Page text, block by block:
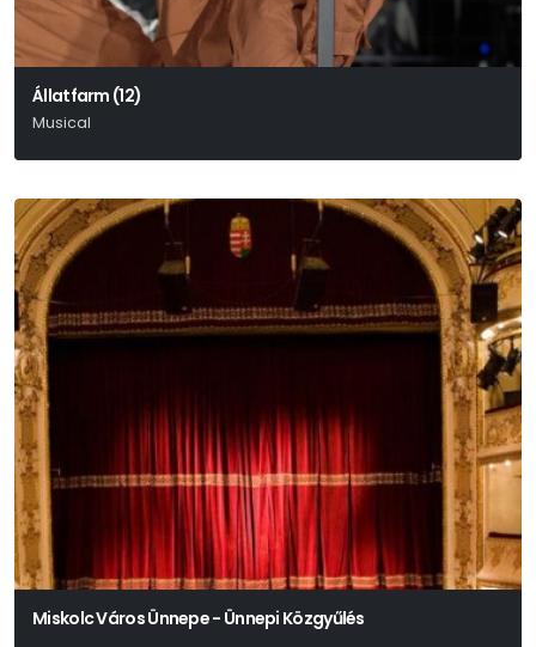
Állatfarm (12)
Musical
Miskolc Város Ünnepe - Ünnepi Közgyűlés